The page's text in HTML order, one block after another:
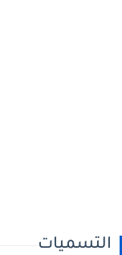
التسميات